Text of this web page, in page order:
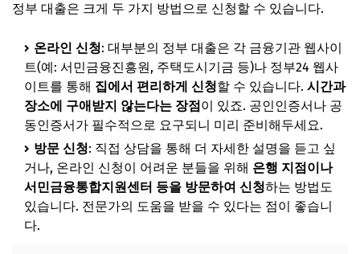
정부 대출은 크게 두 가지 방법으로 신청할 수 있습니다.
온라인 신청: 대부분의 정부 대출은 각 금융기관 웹사이
트(예: 서민금융진흥원, 주택도시기금 등)나 정부24 웹사
이트를 통해 집에서 편리하게 신청할 수 있습니다. 시간과
장소에 구애받지 않는다는 장점 이 있죠. 공인인증서나 공
동인증서가 필수적으로 요구되니 미리 준비해두세요.
방문 신청: 직접 상담을 통해 더 자세한 설명을 듣고 싶
거나, 온라인 신청이 어려운 분들을 위해 은행 지점이나
서민금융통합지원센터 등을 방문하여 신청하는 방법도
있습니다. 전문가의 도움을 받을 수 있다는 점이 좋습니
다.